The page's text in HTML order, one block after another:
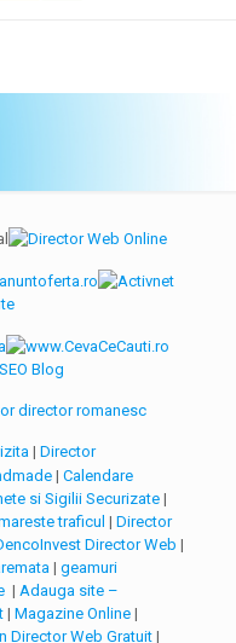
| Director
| Calendare
si Sigilii Securizate|
traficul | Director
Director Web |
| geamuri
| Adauga site –
| Magazine Online|
Director Web Gratuit|